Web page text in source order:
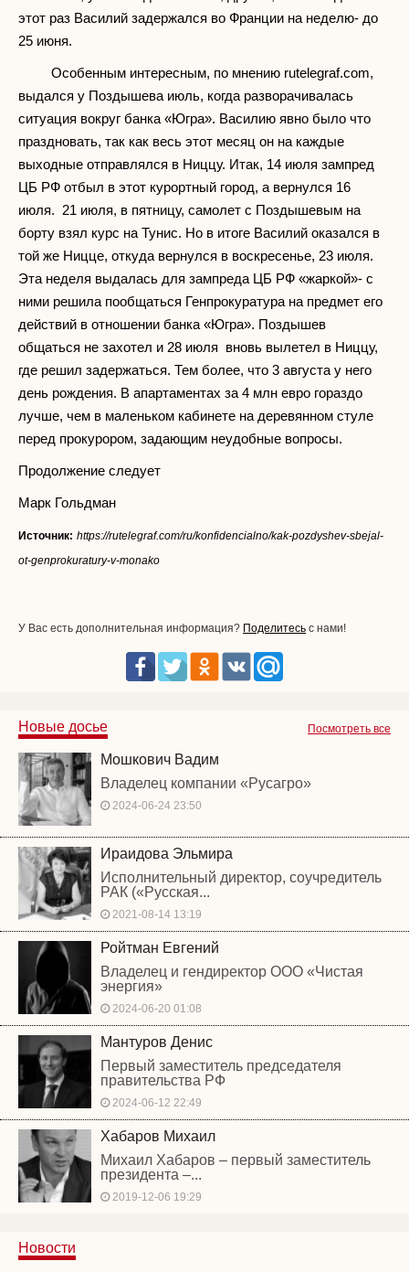
этот раз Василий задержался во Франции на неделю- до
25 июня.
Особенным интересным, по мнению rutelegraf.com,
выдался у Поздышева июль, когда разворачивалась
ситуация вокруг банка «Югра». Василию явно было что
праздновать, так как весь этот месяц он на каждые
выходные отправлялся в Ниццу. Итак, 14 июля зампред
ЦБ РФ отбыл в этот курортный город, а вернулся 16
июля. 21 июля, в пятницу, самолет с Поздышевым на
борту взял курс на Тунис. Но в итоге Василий оказался в
той же Ницце, откуда вернулся в воскресенье, 23 июля.
Эта неделя выдалась для зампреда ЦБ РФ «жаркой»- с
ними решила пообщаться Генпрокуратура на предмет его
действий в отношении банка «Югра». Поздышев
общаться не захотел и 28 июля вновь вылетел в Ниццу,
где решил задержаться. Тем более, что 3 августа у него
день рождения. В апартаментах за 4 млн евро гораздо
лучше, чем в маленьком кабинете на деревянном стуле
перед прокурором, задающим неудобные вопросы.
Продолжение следует
Марк Гольдман
Источник: https://rutelegraf.com/ru/konfidencialno/kak-pozdyshev-sbejal-
ot-genprokuratury-v-monako
У Вас есть дополнительная информация? Поделитесь с нами!
Посмотреть все
Новые досье
Мошкович Вадим
Владелец компании «Русагро»
2024-06-24 23:50
Ираидова Эльмира
Исполнительный директор, соучредитель
РАК («Русская...
2021-08-14 13:19
Ройтман Евгений
Владелец и гендиректор ООО «Чистая
энергия»
2024-06-20 01:08
Мантуров Денис
Первый заместитель председателя
правительства РФ
2024-06-12 22:49
Хабаров Михаил
Михаил Хабаров – первый заместитель
президента –...
2019-12-06 19:29
Новости